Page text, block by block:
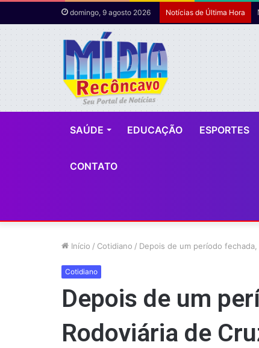
domingo, 9 agosto 2026 Notícias de Última Hora
SAÚDE EDUCAÇÃO ESPORTES
CONTATO
Início / Cotidiano / Depois de um período
Cotidiano
Depois de um
Rodoviária de